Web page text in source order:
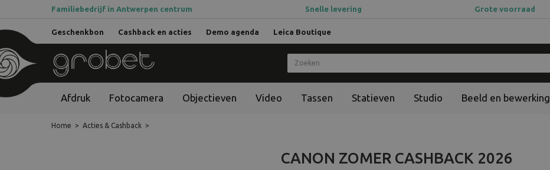
Familiebedrijf in Antwerpen centrum Snelle levering Grote voorraad
Geschenkbon Cashback en acties Demo agenda Leica Boutique
Afdruk Fotocamera Objectieven Video Tassen Statieven Studio Beeld en bewerking
Home > Acties & Cashback >
CANON ZOMER CASHBACK 2026